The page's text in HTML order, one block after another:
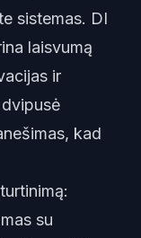
sistemas. DI
laisvumą
ir
kad
su